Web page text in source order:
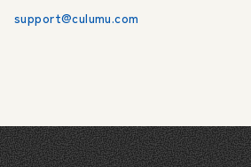
support@culumu.com